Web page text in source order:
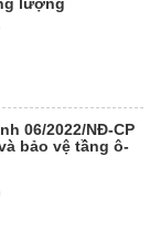
06/2022/NĐ-CP
bảo vệ tầng ô-